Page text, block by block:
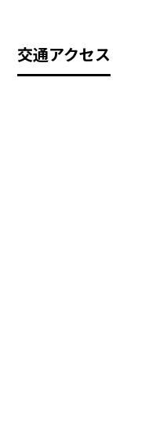
交通アクセス